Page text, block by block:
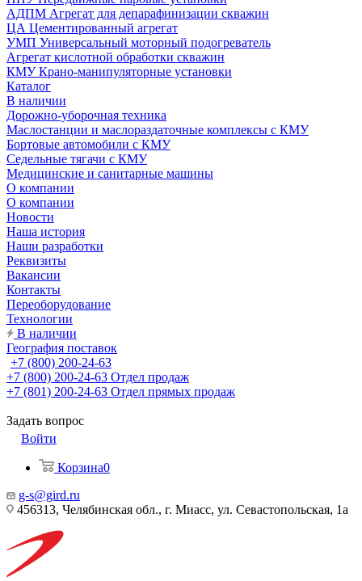
АДПМ Агрегат для депарафинизации скважин
ЦА Цементированный агрегат
УМП Универсальный моторный подогреватель
Агрегат кислотной обработки скважин
КМУ Крано-манипуляторные установки
Каталог
В наличии
Дорожно-уборочная техника
Маслостанции и маслораздаточные комплексы с КМУ
Бортовые автомобили с КМУ
Седельные тягачи с КМУ
Медицинские и санитарные машины
О компании
О компании
Новости
Наша история
Наши разработки
Реквизиты
Вакансии
Контакты
Переоборудование
Технологии
В наличии
География поставок
+7 (800) 200-24-63
+7 (800) 200-24-63 Отдел продаж
+7 (801) 200-24-63 Отдел прямых продаж
Задать вопрос
Войти
Корзина0
g-s@gird.ru
456313, Челябинская обл., г. Миасс, ул. Севастопольская, 1а